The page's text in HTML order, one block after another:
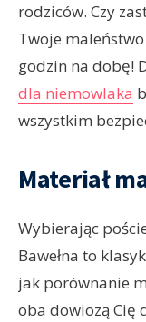
rodziców. Czy
Twoje maleństwo
godzin na dobę!
dla niemowlaka
wszystkim
Materiał
Wybierając
Bawełna to
jak porównanie
oba dowiozą Cię